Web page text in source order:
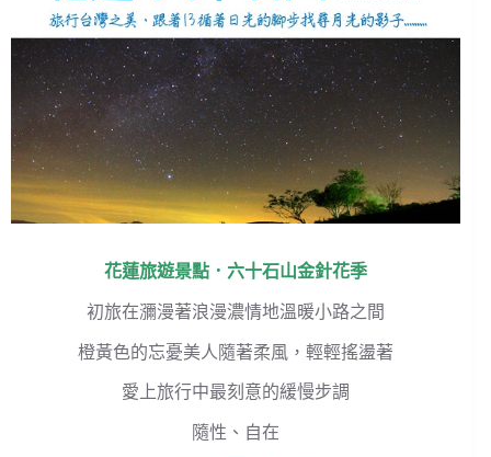
花蓮旅遊景點 ． 六十石山金針花季
初旅在瀰漫著浪漫濃情地溫暖小路之間
橙黃色的忘憂美人隨著柔風，輕輕搖盪著
愛上旅行中最刻意的緩慢步調
隨性、自在